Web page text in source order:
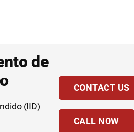
de
(IID)
CONTACT US
CALL NOW